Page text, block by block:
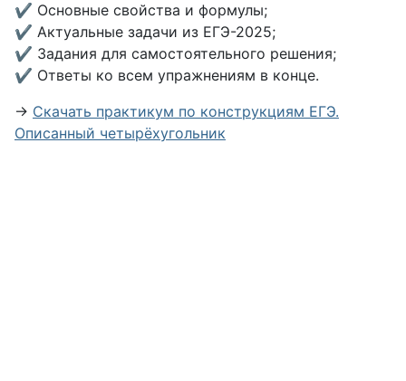
✔ Основные свойства и формулы;
✔ Актуальные задачи из ЕГЭ-2025;
✔ Задания для самостоятельного решения;
✔ Ответы ко всем упражнениям в конце.
→ Скачать практикум по конструкциям ЕГЭ.
Описанный четырёхугольник